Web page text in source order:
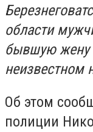
области
бывшую жену
неизвестном
Об этом
полиции